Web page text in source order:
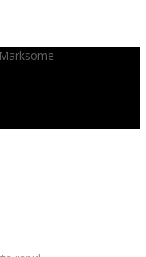
Marksome